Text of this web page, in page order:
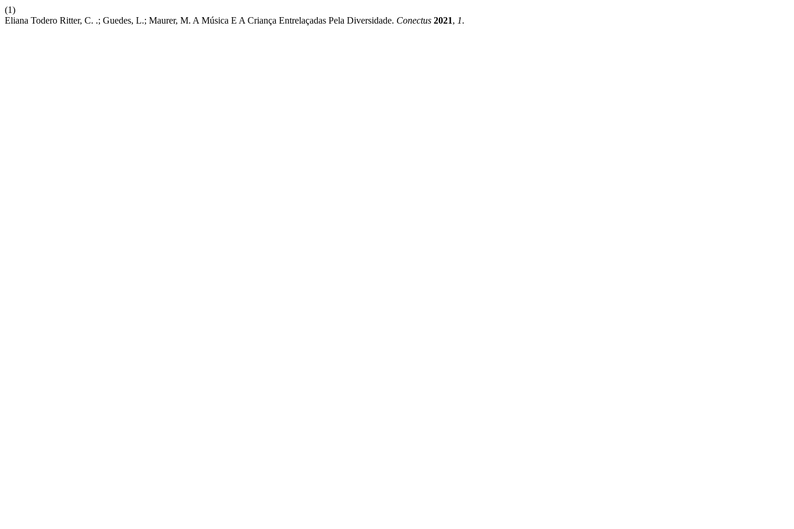
(1)
Eliana Todero Ritter, C. .; Guedes, L.; Maurer, M. A Música E A Criança Entrelaçadas Pela Diversidade. Conectus 2021, 1.